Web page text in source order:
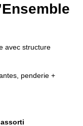
avec structure
penderie +